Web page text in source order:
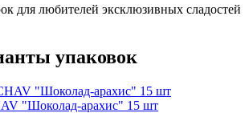
для любителей эксклюзивных сладостей
упаковок
"Шоколад-арахис" 15 шт